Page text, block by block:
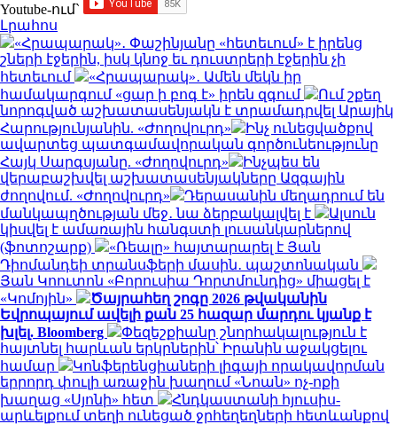
Youtube-ում`
Լրահոս
«Հրապարակ»․ Փաշինյանը «հետեւում» է իրենց
շների էջերին, իսկ կնոջ եւ դուստրերի էջերին չի
հետեւում
«Հրապարակ»․ Ամեն մեկն իր
համակարգում «ցար ի բոգ է» իրեն զգում
Ում շքեղ
նորոգված աշխատասենյակն է տրամադրվել Արայիկ
Հարությունյանին. «Ժողովուրդ»
Ինչ ունեցվածքով
ավարտեց պատգամավորական գործունեությունը
Հայկ Սարգսյանը. «Ժողովուրդ»
Ինչպես են
վերաբաշխվել աշխատասենյակները Ազգային
ժողովում. «Ժողովուրդ»
Դերասանին մեղադրում են
մանկապղծության մեջ․ նա ձերբակալվել է
Ալսուն
կիսվել է ամառային հանգստի լուսանկարներով
(ֆոտոշարք)
«Ռեալը» հայտարարել է Յան
Դիոմանդեի տրանսֆերի մասին․ պաշտոնական
Յան Կոուտոն «Բորուսիա Դորտմունդից» միացել է
«Կոմոյին»
Ծայրահեղ շոգը 2026 թվականին
Եվրոպայում ավելի քան 25 հազար մարդու կյանք է
խլել. Bloomberg
Փեզեշքիանը շնորհակալություն է
հայտնել հարևան երկրներին՝ Իրանին աջակցելու
համար
Կոնֆերենցիաների լիգայի որակավորման
երրորդ փուլի առաջին խաղում «Նոան» ոչ-ոքի
խաղաց «Սյոնի» հետ
Հնդկաստանի հյուսիս-
արևելքում տեղի ունեցած ջրհեղեղների հետևանքով